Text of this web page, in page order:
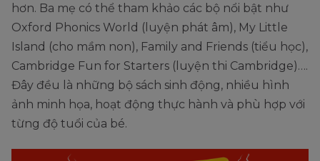
hơn. Ba mẹ có thể tham khảo các bộ nổi bật như
Oxford Phonics World (luyện phát âm), My Little
Island (cho mầm non), Family and Friends (tiểu học),
Cambridge Fun for Starters (luyện thi Cambridge)….
Đây đều là những bộ sách sinh động, nhiều hình
ảnh minh họa, hoạt động thực hành và phù hợp với
từng độ tuổi của bé.